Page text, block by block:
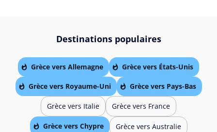
Destinations populaires
Grèce vers Allemagne Grèce vers États-Unis
Grèce vers Royaume-Uni Grèce vers Pays-Bas
Grèce vers Italie Grèce vers France
Grèce vers Chypre Grèce vers Australie